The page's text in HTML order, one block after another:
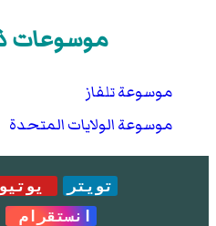
موسوعات
موسوعة تلفاز
موسوعة الولايات المتحدة
تويتر
انستقرام